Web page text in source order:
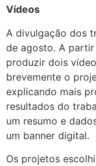
Vídeos
A divulgação dos
de agosto. A partir
produzir dois
brevemente o
explicando mais
resultados do
um resumo e
um banner digital.
Os projetos